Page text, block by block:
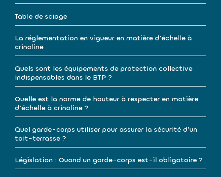
Table de sciage
La réglementation en vigueur en matière d’échelle à
crinoline
Quels sont les équipements de protection collective
indispensables dans le BTP ?
Quelle est la norme de hauteur à respecter en matière
d’échelle à crinoline ?
Quel garde-corps utiliser pour assurer la sécurité d’un
toit-terrasse ?
Législation : Quand un garde-corps est-il obligatoire ?